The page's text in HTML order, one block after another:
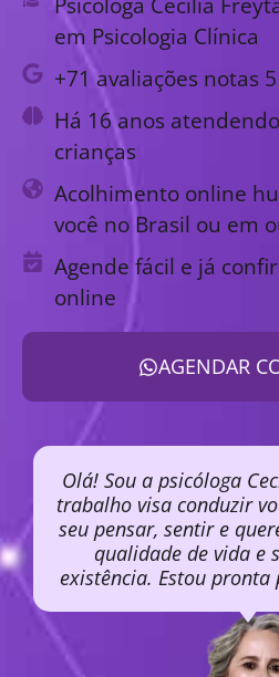
em Psicologia Clínica
+71 avaliações notas
Há 16 anos
crianças
Acolhimento online
você no Brasil ou em
Agende fácil e já
online
AGENDAR
Olá! Sou a psicóloga
trabalho visa conduzir
seu pensar, sentir e
qualidade de vida e
existência. Estou pronta